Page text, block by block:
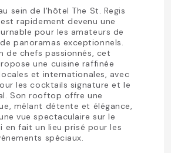
sein de l'hôtel The St. Regis
rapidement devenu une
pour les amateurs de
panoramas exceptionnels.
de chefs passionnés, cet
une cuisine raffinée
et internationales, avec
les cocktails signature et le
Son rooftop offre une
mêlant détente et élégance,
vue spectaculaire sur le
en fait un lieu prisé pour les
spéciaux.